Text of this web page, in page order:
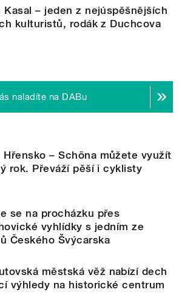
Kasal – jeden z nejúspěšnějších
kulturistů, rodák z Duchcova
naladíte na DABu
Hřensko – Schöna můžete využít
rok. Převáží pěší i cyklisty
se na procházku přes
vyhlídky s jedním ze
Českého Švýcarska
městská věž nabízí dech
výhledy na historické centrum